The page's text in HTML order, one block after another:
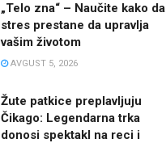
„Telo zna“ – Naučite kako da
stres prestane da upravlja
vašim životom
AVGUST 5, 2026
Žute patkice preplavljuju
Čikago: Legendarna trka
donosi spektakl na reci i